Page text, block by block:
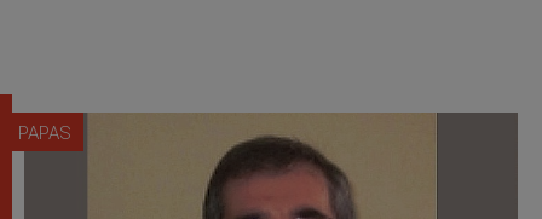
PAPAS